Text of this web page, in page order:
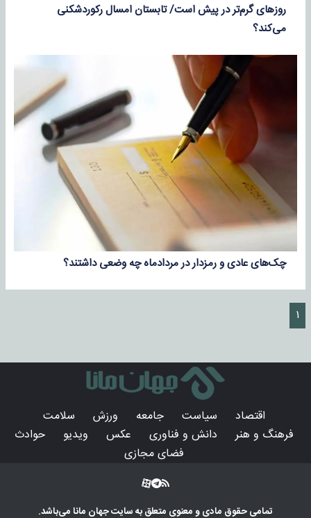
روزهای گرم‌تر در پیش است/ تابستان امسال رکوردشکنی
می‌کند؟
چک‌های عادی و رمزدار در مردادماه چه وضعی داشتند؟
۱
اقتصاد سیاست جامعه ورزش
سلامت
فرهنگ و هنر
دانش و فناوری عکس ویدیو
حوادث
فضای مجازی
تمامی حقوق مادی و معنوی متعلق به سایتجهان مانامی‌باشد.